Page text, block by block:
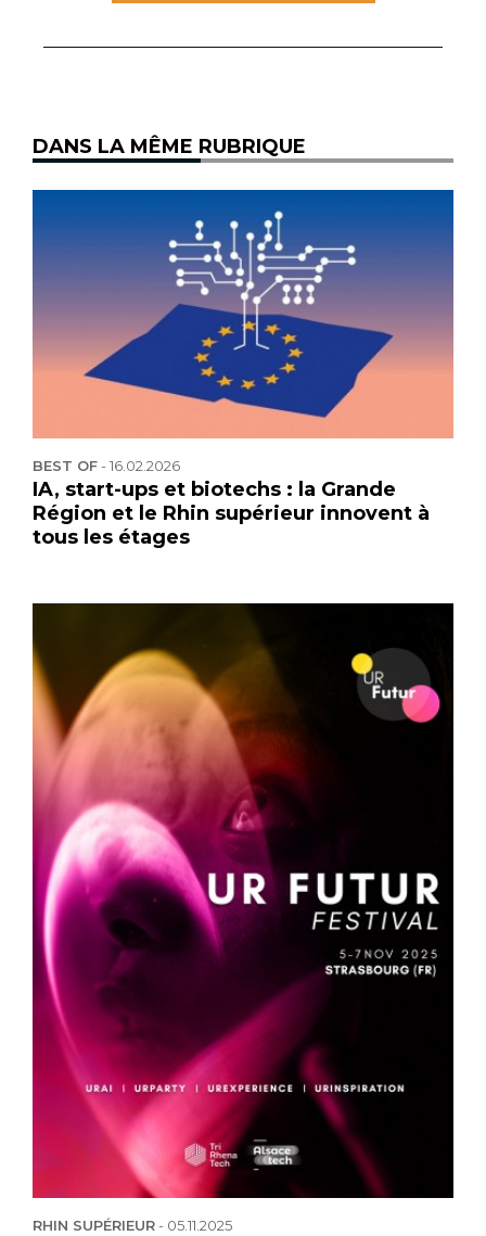
DANS LA MÊME RUBRIQUE
BEST OF-16.02.2026
IA, start-ups et biotechs : la Grande
Région et le Rhin supérieur innovent à
tous les étages
RHIN SUPÉRIEUR- 05.11.2025